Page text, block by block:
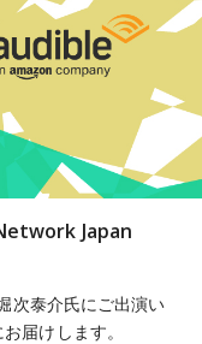
Japan
次泰介氏にご出演い
届けします。